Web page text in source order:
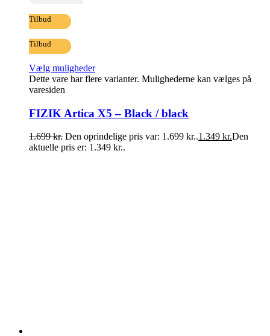
Tilbud
Tilbud
Vælg muligheder
Dette vare har flere varianter. Mulighederne kan vælges på
varesiden
FIZIK Artica X5 – Black / black
1.699kr. Den oprindelige pris var: 1.699 kr..1.349 kr.Den
aktuelle pris er: 1.349 kr..